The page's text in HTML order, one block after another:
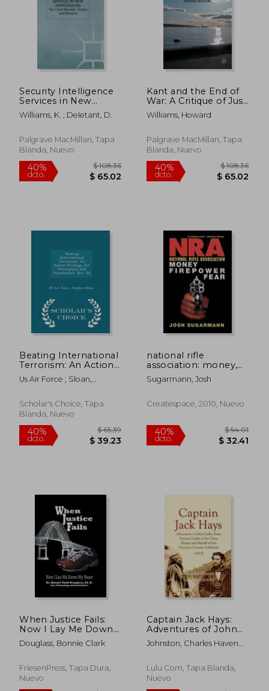
45%
dcto.
40% 40%
dcto.
Security Intelligence
Services in New
Democracies: The
Czech Republic,
(en Inglés)
Williams, K. ; Deletant, D.
Palgrave MacMillan, Tapa
Blanda, Nuevo
Kant and the End of
War: A Critique of Just
War Theory (en
Inglés)
Williams, Howard
Palgrave MacMillan, Tapa
Blanda, Nuevo
Beating International
Terrorism: An Action
Strategy for
Preemption and
- Scholar's Choice
Edition (en Inglés)
Us Air Force ; Sloan,
Scholar's Choice, Tapa
Blanda, Nuevo
national rifle
association: money,
firepower & fear (en
Inglés)
Sugarmann, Josh
Createspace, 2010, Nuevo
When Justice Fails:
Now I Lay Me Down
My Heart (en Inglés)
Douglass, Bonnie Clark
FriesenPress, Tapa Dura,
Nuevo
Captain Jack Hays:
Adventures of John
Coffee Hays, Famous
Leader of the Texas
San Francisco County,
California (en Inglés)
Johnston, Charles Haven
Lulu.com, Tapa Blanda,
Nuevo